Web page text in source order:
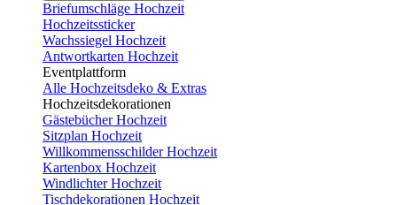
Briefumschläge Hochzeit
Hochzeitssticker
Wachssiegel Hochzeit
Antwortkarten Hochzeit
Eventplattform
Alle Hochzeitsdeko & Extras
Hochzeitsdekorationen
Gästebücher Hochzeit
Sitzplan Hochzeit
Willkommensschilder Hochzeit
Kartenbox Hochzeit
Windlichter Hochzeit
Tischdekorationen Hochzeit